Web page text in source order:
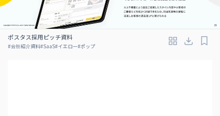
ポスタス採用ピッチ資料
#会社紹介資料#SaaS#イエロー#ポップ